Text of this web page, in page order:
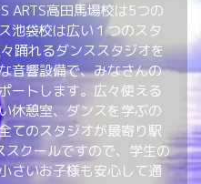
ARTS高田馬場校は5つの
池袋校は広い１つのスタ
踊れるダンススタジオを
音響設備で、みなさんの
ートします。広々使える
休憩室、ダンスを学ぶの
てのスタジオが最寄り駅
クールですので、学生の
さいお子様も安心して通